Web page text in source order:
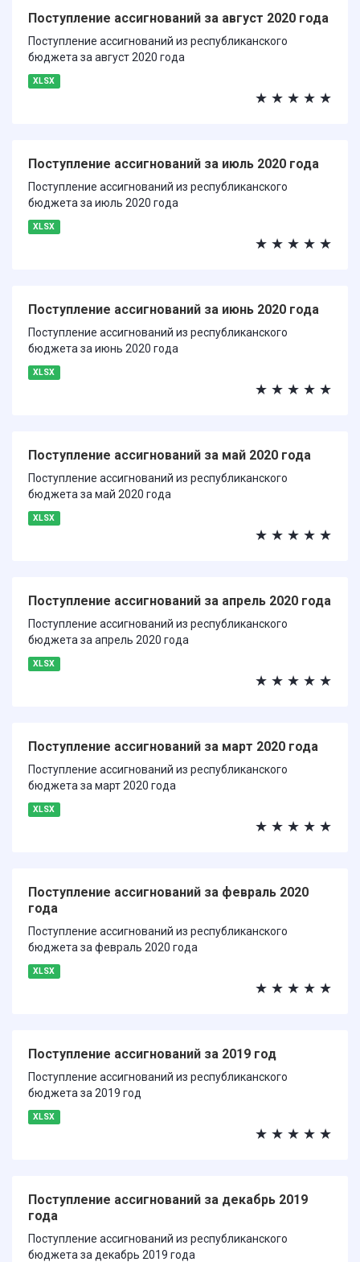
Поступление ассигнований за август 2020 года
Поступление ассигнований из республиканского
бюджета за август 2020 года
XLSX
★ ★ ★ ★ ★
Поступление ассигнований за июль 2020 года
Поступление ассигнований из республиканского
бюджета за июль 2020 года
XLSX
★ ★ ★ ★ ★
Поступление ассигнований за июнь 2020 года
Поступление ассигнований из республиканского
бюджета за июнь 2020 года
XLSX
★ ★ ★ ★ ★
Поступление ассигнований за май 2020 года
Поступление ассигнований из республиканского
бюджета за май 2020 года
XLSX
★ ★ ★ ★ ★
Поступление ассигнований за апрель 2020 года
Поступление ассигнований из республиканского
бюджета за апрель 2020 года
XLSX
★ ★ ★ ★ ★
Поступление ассигнований за март 2020 года
Поступление ассигнований из республиканского
бюджета за март 2020 года
XLSX
★ ★ ★ ★ ★
Поступление ассигнований за февраль 2020
года
Поступление ассигнований из республиканского
бюджета за февраль 2020 года
XLSX
★ ★ ★ ★ ★
Поступление ассигнований за 2019 год
Поступление ассигнований из республиканского
бюджета за 2019 год
XLSX
★ ★ ★ ★ ★
Поступление ассигнований за декабрь 2019
года
Поступление ассигнований из республиканского
бюджета за декабрь 2019 года